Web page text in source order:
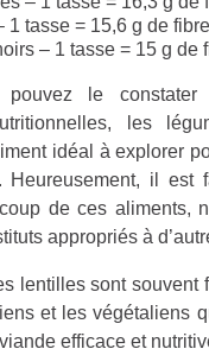
1 tasse = 15,6 g de
– 1 tasse = 15 g de
pouvez le
les
idéal à explorer
Heureusement, il est
de ces aliments,
appropriés à
lentilles sont souvent
et les végétaliens
efficace et